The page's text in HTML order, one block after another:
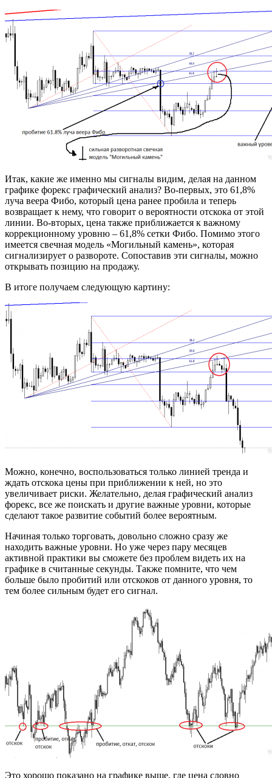
Итак, какие же именно мы сигналы видим, делая на данном
графике форекс графический анализ? Во-первых, это 61,8%
луча веера Фибо, который цена ранее пробила и теперь
возвращает к нему, что говорит о вероятности отскока от этой
линии. Во-вторых, цена также приближается к важному
коррекционному уровню – 61,8% сетки Фибо. Помимо этого
имеется свечная модель «Могильный камень», которая
сигнализирует о развороте. Сопоставив эти сигналы, можно
открывать позицию на продажу.
В итоге получаем следующую картину:
Можно, конечно, воспользоваться только линией тренда и
ждать отскока цены при приближении к ней, но это
увеличивает риски. Желательно, делая графический анализ
форекс, все же поискать и другие важные уровни, которые
сделают такое развитие событий более вероятным.
Начиная только торговать, довольно сложно сразу же
находить важные уровни. Но уже через пару месяцев
активной практики вы сможете без проблем видеть их на
графике в считанные секунды. Также помните, что чем
больше было пробитий или отскоков от данного уровня, то
тем более сильным будет его сигнал.
Это хорошо показано на графике выше, где цена словно